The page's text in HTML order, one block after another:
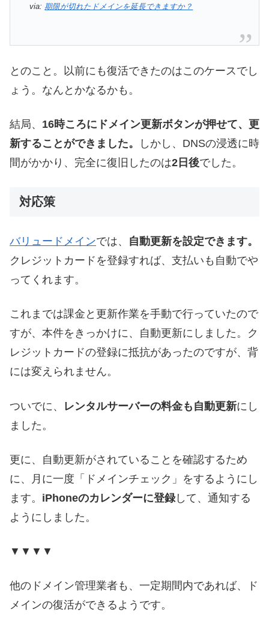
via:期限が切れたドメインを延長できますか？
とのこと。以前にも復活できたのはこのケースでし
ょう。なんとかなるかも。
結局、 16時ころにドメイン更新ボタンが押せて、更
新することができました。
しかし、DNSの浸透に時
間がかかり、完全に復旧したのは2日後でした。
対応策
バリュードメインでは、 自動更新を設定できます。
クレジットカードを登録すれば、支払いも自動でや
ってくれます。
これまでは課金と更新作業を手動で行っていたので
すが、本件をきっかけに、自動更新にしました。ク
レジットカードの登録に抵抗があったのですが、背
には変えられません。
ついでに、 レンタルサーバーの料金も自動更新にし
ました。
更に、自動更新がされていることを確認するため
に、月に一度「ドメインチェック」をするようにし
ます。 iPhoneのカレンダーに登録して、通知する
ようにしました。
▼▼▼▼
他のドメイン管理業者も、一定期間内であれば、ド
メインの復活ができるようです。